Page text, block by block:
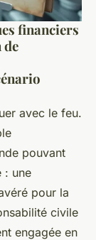
financiers
avec le feu.
pouvant
: une
pour la
civile
engagée en